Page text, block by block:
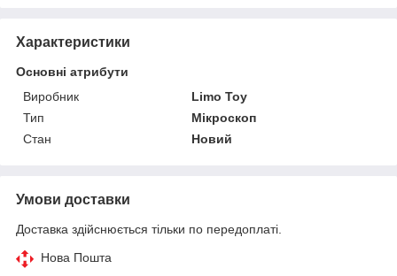
Характеристики
Основні атрибути
Виробник
Limo Toy
Тип
Мікроскоп
Стан
Новий
Умови доставки
Доставка здійснюється тільки по передоплаті.
Нова Пошта